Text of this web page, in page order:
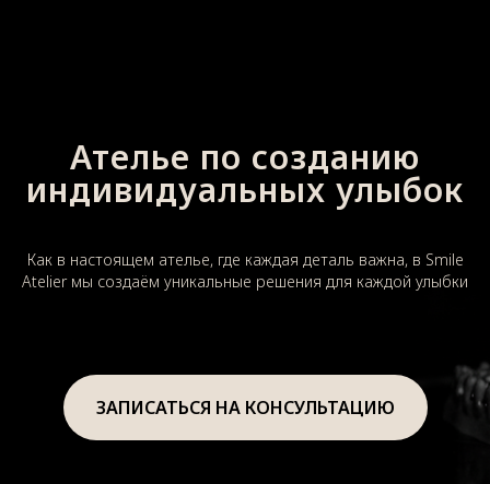
Ателье по созданию
индивидуальных улыбок
Как в настоящем ателье, где каждая деталь важна, в Smile
Atelier мы создаём уникальные решения для каждой улыбки
ЗАПИСАТЬСЯ НА КОНСУЛЬТАЦИЮ